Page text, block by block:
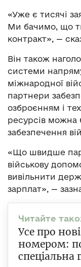
«Уже є тисячі
Ми бачимо, що
контракт», —
Він також
системи
міжнародної
партнери
озброєнням і
ресурсів можна
забезпечення
«Що швидше
військову
вивільнити
зарплат», —
Усе про
номером:
спеціальна